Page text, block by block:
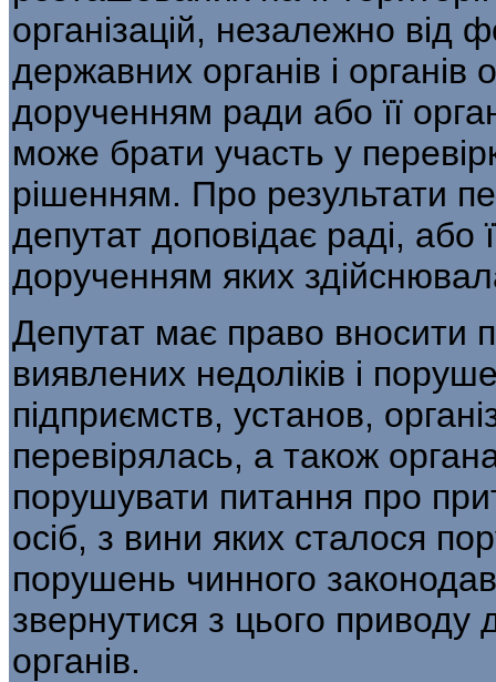
організацій, незалежно від
державних органів і
дорученням ради або її
може брати участь у
рішенням. Про результати
депутат доповідає раді, або
дорученням яких
Депутат має право вносити
виявлених недоліків і
підприємств, установ,
перевірялась, а також
порушувати питання про
осіб, з вини яких сталося
порушень чинного
звернутися з цього приводу
органів.